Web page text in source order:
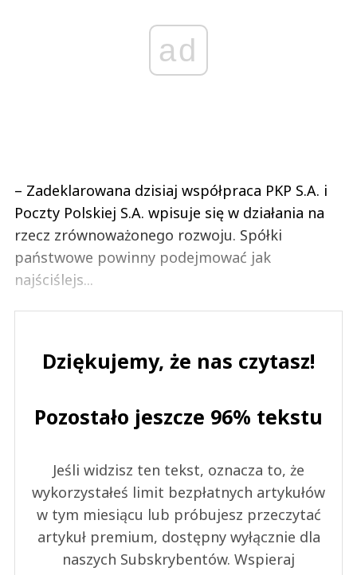
ad
– Zadeklarowana dzisiaj współpraca PKP S.A. i
Poczty Polskiej S.A. wpisuje się w działania na
rzecz zrównoważonego rozwoju. Spółki
państwowe powinny podejmować jak
najściślejs...
Dziękujemy, że nas czytasz!
Pozostało jeszcze 96% tekstu
Jeśli widzisz ten tekst, oznacza to, że
wykorzystałeś limit bezpłatnych artykułów
w tym miesiącu lub próbujesz przeczytać
artykuł premium, dostępny wyłącznie dla
naszych Subskrybentów. Wspieraj